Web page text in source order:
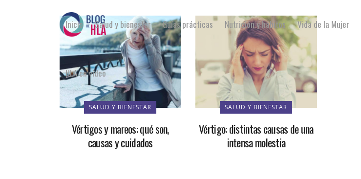
Inicio Salud y bienestar Guías prácticas Nutrición y hábitos Vida de la Mujer
HLA en vídeo
SALUD Y BIENESTAR
Vértigos y mareos: qué son,
causas y cuidados
SALUD Y BIENESTAR
Vértigo: distintas causas de una
intensa molestia